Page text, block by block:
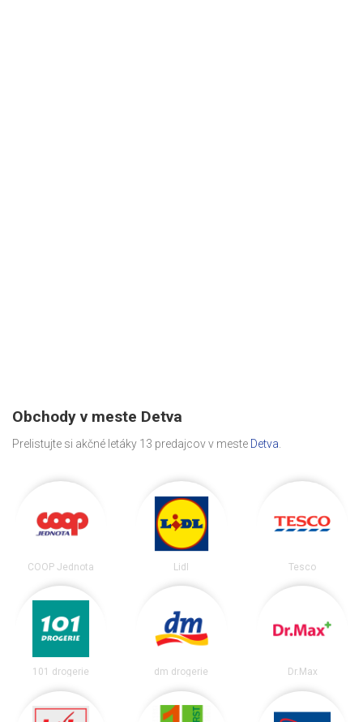
Obchody v meste Detva
Prelistujte si akčné letáky 13 predajcov v meste Detva
COOP Jednota Lidl Tesco
101 drogerie dm drogerie Dr.Max